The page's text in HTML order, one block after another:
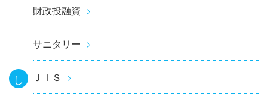
財政投融資
サニタリー
し ＪＩＳ